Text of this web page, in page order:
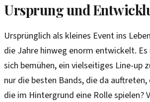
Ursprung und
Ursprünglich als kleines Event ins
die Jahre hinweg enorm entwickelt.
sich bemühen, ein vielseitiges Line-up
nur die besten Bands, die da
die im Hintergrund eine Rolle spielen?